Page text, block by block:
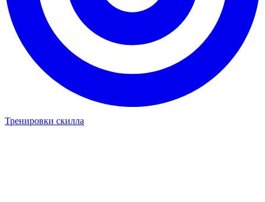
Тренировки скилла